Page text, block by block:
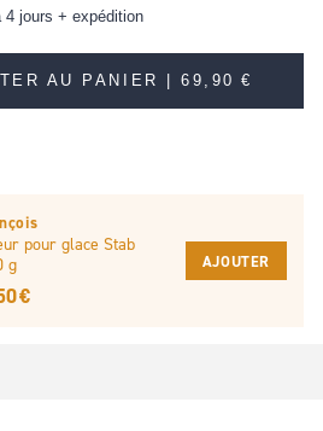
4 jours + expédition
AU PANIER |69,90 €
pour glace Stab
g
€
AJOUTER